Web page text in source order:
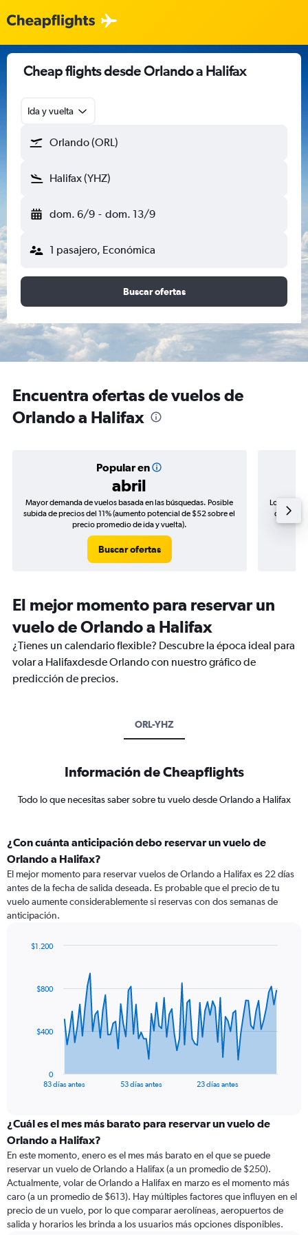
Cheap flights desde Orlando a Halifax
Ida y vuelta
Orlando (ORL)
Halifax (YHZ)
dom. 6/9 - dom. 13/9
1 pasajero, Económica
Buscar ofertas
Encuentra ofertas de vuelos de
Orlando a Halifax
Popular en
abril
Mayor demanda de vuelos basada en las búsquedas. Posible
subida de precios del 11% (aumento potencial de $52 sobre el
precio promedio de ida y vuelta).
Buscar ofertas
Los
de
El mejor momento para reservar un
vuelo de Orlando a Halifax
¿Tienes un calendario flexible? Descubre la época ideal para
volar a Halifaxdesde Orlando con nuestro gráfico de
predicción de precios.
ORL-YHZ
Información de Cheapflights
Todo lo que necesitas saber sobre tu vuelo desde Orlando a Halifax
¿Con cuánta anticipación debo reservar un vuelo de
Orlando a Halifax?
El mejor momento para reservar vuelos de Orlando a Halifax es 22 días
antes de la fecha de salida deseada. Es probable que el precio de tu
vuelo aumente considerablemente si reservas con dos semanas de
anticipación.
data
The
categories.
Range:
categories.
The
chart
has
1
Y
83 días antes 53 días antes 23 días antes
0
$400
$800
$1.200
¿Cuál es el mes más barato para reservar un vuelo de
Orlando a Halifax?
En este momento, enero es el mes más barato en el que se puede
reservar un vuelo de Orlando a Halifax (a un promedio de $250).
Actualmente, volar de Orlando a Halifax en marzo es el momento más
caro (a un promedio de $613). Hay múltiples factores que influyen en el
precio de un vuelo, por lo que comparar aerolíneas, aeropuertos de
salida y horarios les brinda a los usuarios más opciones disponibles.